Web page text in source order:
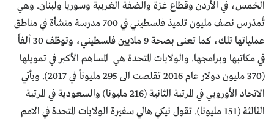
الخمس، في الأردن وقطاع غزة والضفة الغربية وسوريا ولبنان. وهي
تُمدْرس نصف مليون تلميذ فلسطيني في 700 مدرسة منشأة في مناطق
عملياتها تلك، كما تعنى بصحة 9 ملايين فلسطيني، وتوظف 30 ألفاً
في مكاتبها وبرامجها. والولايات المتحدة هي المساهم الأكبر في تمويلها
(370 مليون دولار عام 2016 تقلصت الى 295 مليوناً في 2017). ويأتي
الاتحاد الأوروبي في المرتبة الثانية (216 مليونا) والسعودية في المرتبة
الثالثة (151 مليونا). تقول نيكي هالي سفيرة الولايات المتحدة في الامم